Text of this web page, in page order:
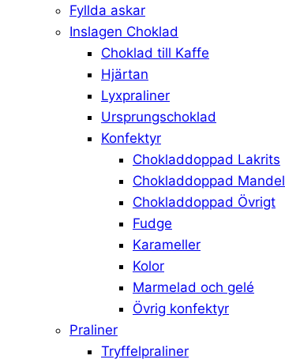
Fyllda askar
Inslagen Choklad
Choklad till Kaffe
Hjärtan
Lyxpraliner
Ursprungschoklad
Konfektyr
Chokladdoppad Lakrits
Chokladdoppad Mandel
Chokladdoppad Övrigt
Fudge
Karameller
Kolor
Marmelad och gelé
Övrig konfektyr
Praliner
Tryffelpraliner